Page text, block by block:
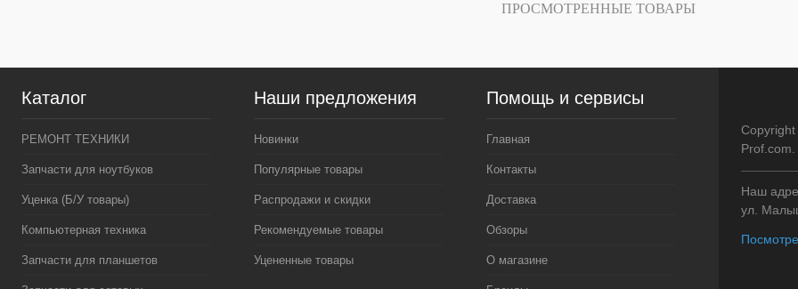
ПРОСМОТРЕННЫЕ ТОВАРЫ
Каталог
РЕМОНТ ТЕХНИКИ
Запчасти для ноутбуков
Уценка (Б/У товары)
Компьютерная техника
Запчасти для планшетов
Наши предложения
Новинки
Популярные товары
Распродажи и скидки
Рекомендуемые товары
Уцененные товары
Помощь и сервисы
Главная
Контакты
Доставка
Обзоры
О магазине
Наш
ул.